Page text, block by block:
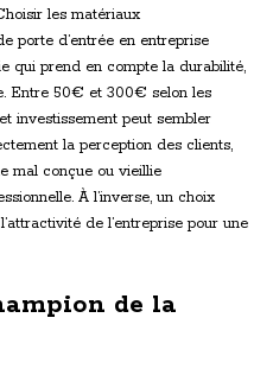
les matériaux
porte d’entrée en entreprise
qui prend en compte la durabilité,
Entre 50€ et 300€ selon les
investissement peut sembler
la perception des clients,
mal conçue ou vieillie
À l’inverse, un choix
de l’entreprise pour une
de la